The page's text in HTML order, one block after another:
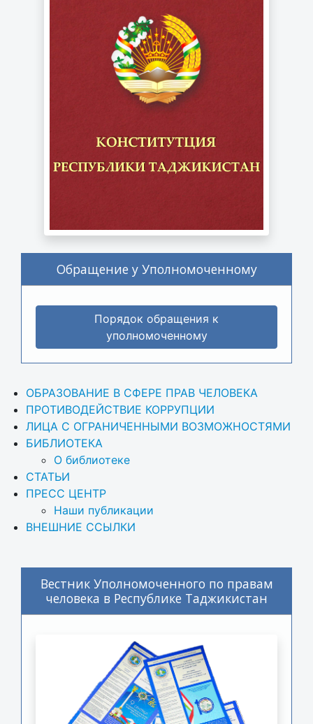
Обращение у Уполномоченному
Порядок обращения к
уполномоченному
ОБРАЗОВАНИЕ В СФЕРЕ ПРАВ ЧЕЛОВЕКА
ПРОТИВОДЕЙСТВИЕ КОРРУПЦИИ
ЛИЦА С ОГРАНИЧЕННЫМИ ВОЗМОЖНОСТЯМИ
БИБЛИОТЕКА
О библиотеке
СТАТЬИ
ПРЕСС ЦЕНТР
Наши публикации
ВНЕШНИЕ ССЫЛКИ
Вестник Уполномоченного по правам
человека в Республике Таджикистан